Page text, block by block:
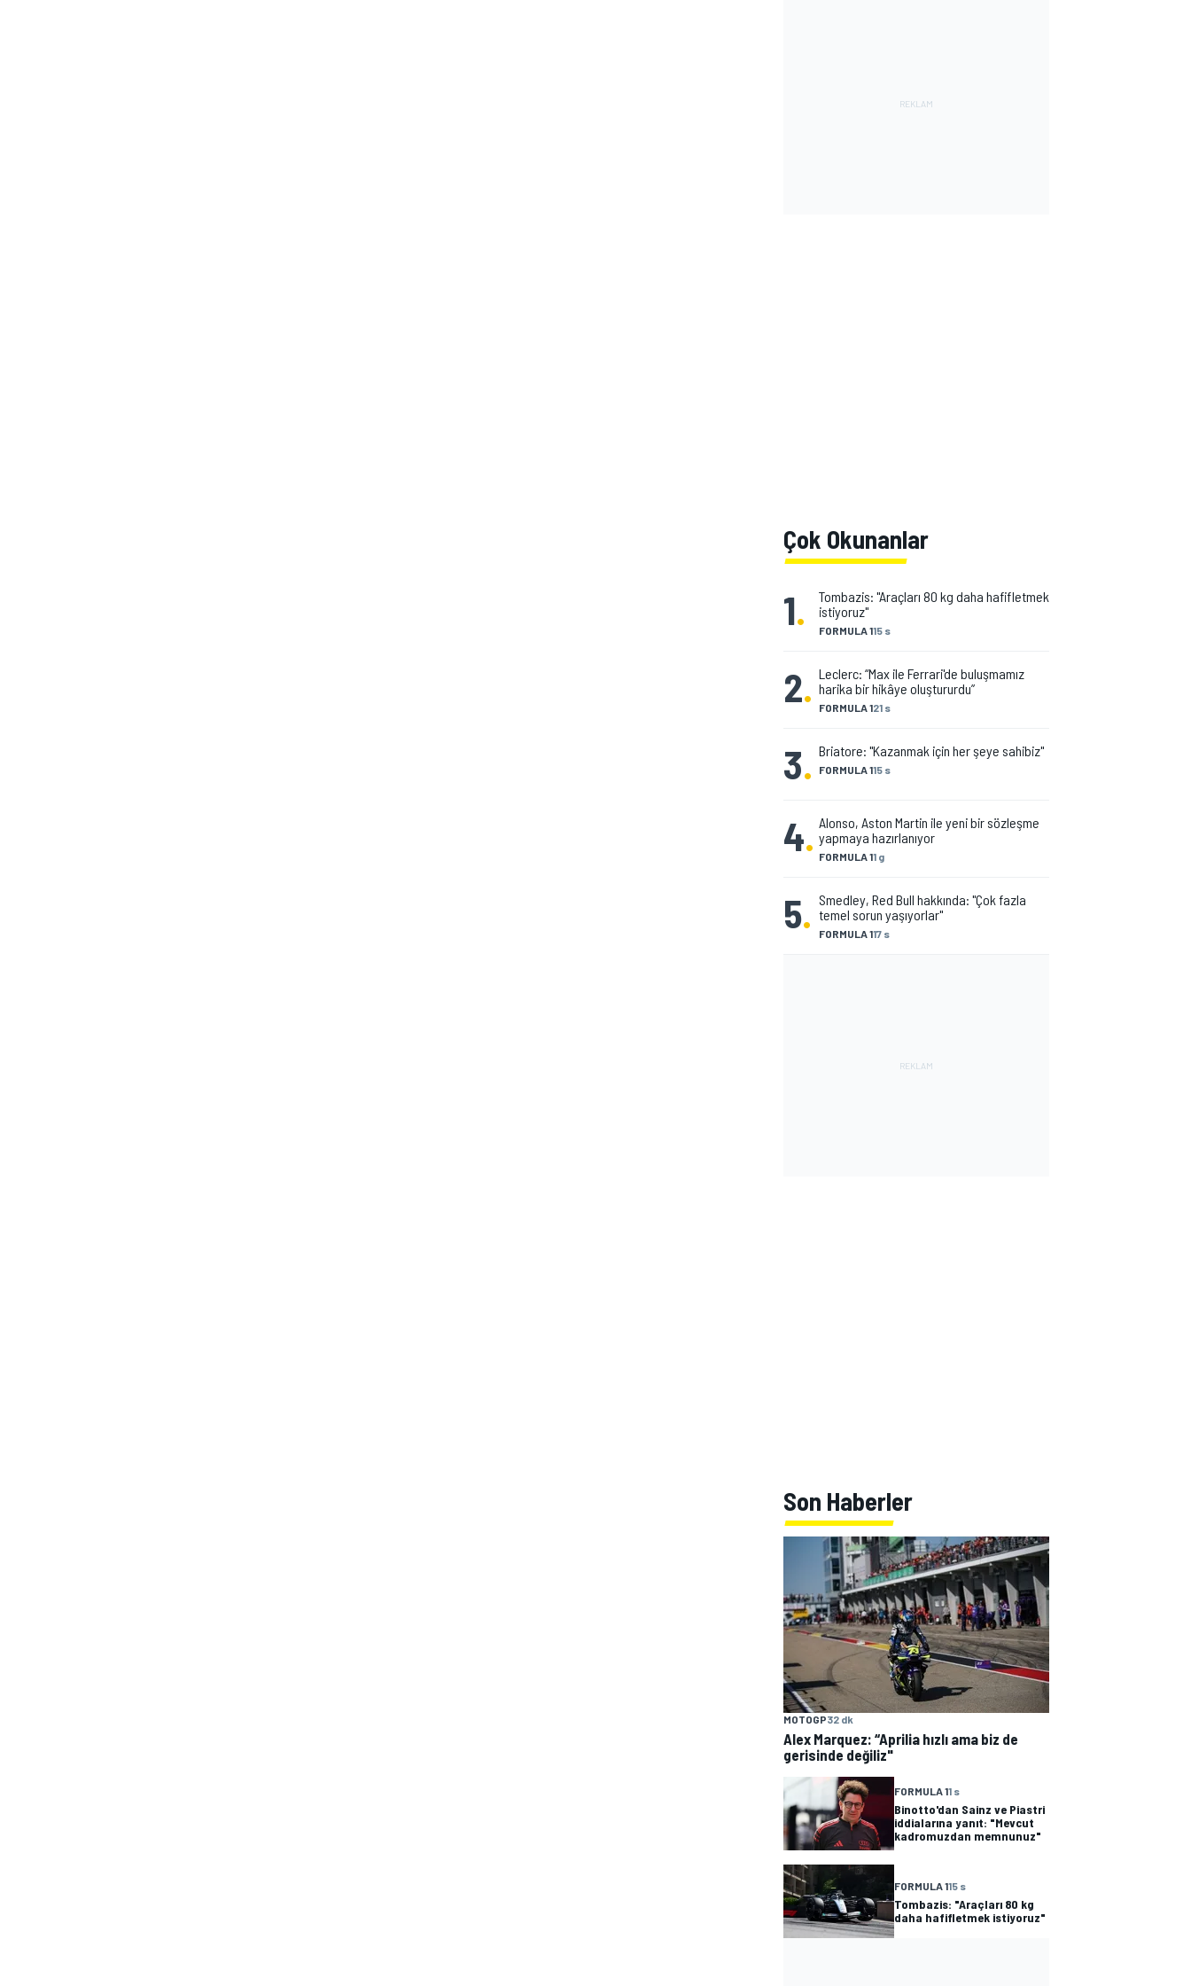
Çok Okunanlar
1. FORMULA 115 s
Tombazis: "Araçları 80 kg daha hafifletmek
istiyoruz"
2. FORMULA 121 s
Leclerc: “Max ile Ferrari'de buluşmamız
harika bir hikâye oluştururdu”
3. FORMULA 115 s
Briatore: "Kazanmak için her şeye sahibiz"
4. FORMULA 11 g
Alonso, Aston Martin ile yeni bir sözleşme
yapmaya hazırlanıyor
5. FORMULA 117 s
Smedley, Red Bull hakkında: "Çok fazla
temel sorun yaşıyorlar"
Son Haberler
MOTOGP32 dk
Alex Marquez: “Aprilia hızlı ama biz de
gerisinde değiliz"
FORMULA 11 s
Binotto'dan Sainz ve Piastri
iddialarına yanıt: "Mevcut
kadromuzdan memnunuz"
FORMULA 115 s
Tombazis: "Araçları 80 kg
daha hafifletmek istiyoruz"